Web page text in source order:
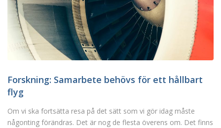
Forskning: Samarbete behövs för ett hållbart
flyg
Om vi ska fortsätta resa på det sätt som vi gör idag måste
någonting förändras. Det är nog de flesta överens om. Det finns